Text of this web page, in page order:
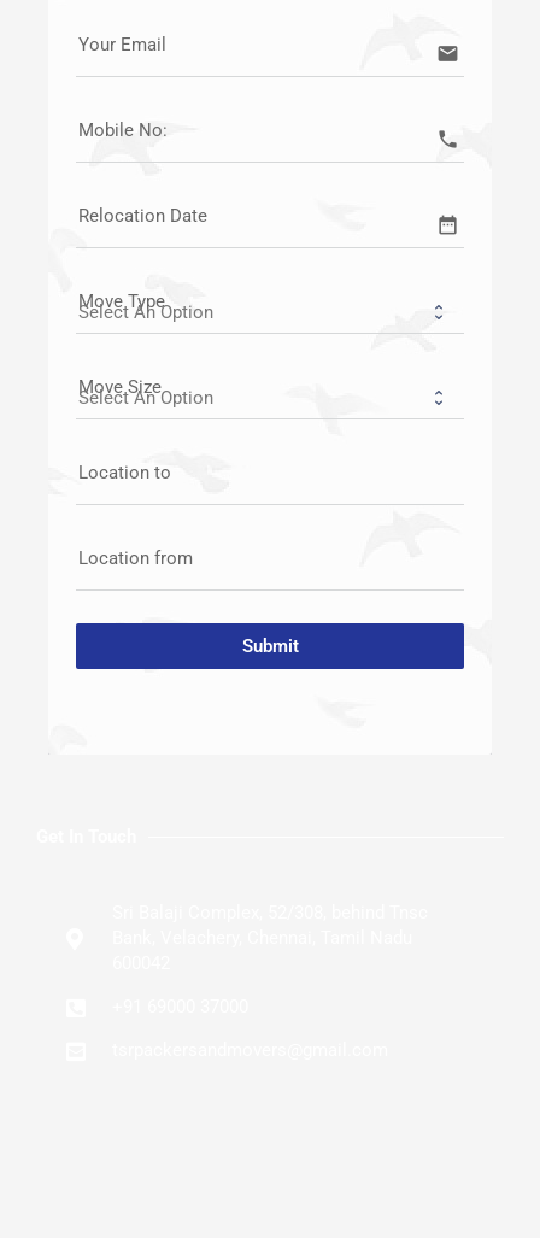
Your Email email
Mobile No: call
Relocation Date date_range
Move Type
Move Size
Location to
Location from
Submit